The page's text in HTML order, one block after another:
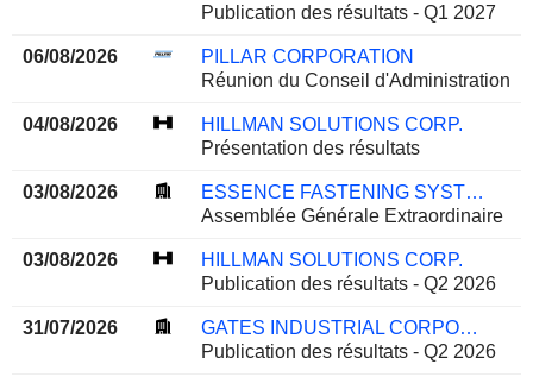
Publication des résultats - Q1 2027
06/08/2026
PILLAR CORPORATION
Réunion du Conseil d'Administration
04/08/2026
HILLMAN SOLUTIONS CORP.
Présentation des résultats
03/08/2026
ESSENCE FASTENING SYSTEMS (SHANGHAI) CO., LTD.
Assemblée Générale Extraordinaire
03/08/2026
HILLMAN SOLUTIONS CORP.
Publication des résultats - Q2 2026
31/07/2026
GATES INDUSTRIAL CORPORATION LTD.
Publication des résultats - Q2 2026